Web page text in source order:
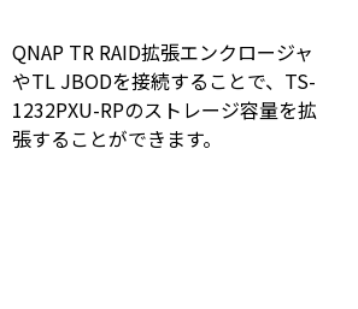
QNAP TR RAID拡張エンクロージャ
やTL JBODを接続することで、TS-
1232PXU-RPのストレージ容量を拡
張することができます。